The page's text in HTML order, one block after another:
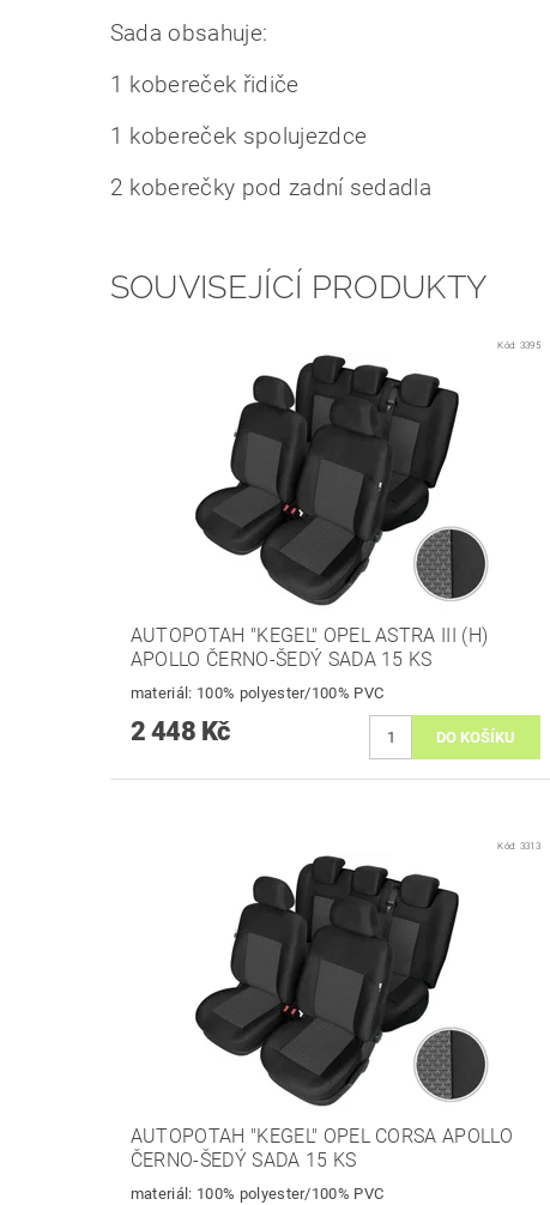
Sada obsahuje:
1 kobereček řidiče
1 kobereček spolujezdce
2 koberečky pod zadní sedadla
SOUVISEJÍCÍ PRODUKTY
Kód: 3395
AUTOPOTAH "KEGEL" OPEL ASTRA III (H)
APOLLO ČERNO-ŠEDÝ SADA 15 KS
materiál: 100% polyester/100% PVC
2 448 Kč
Kód: 3313
AUTOPOTAH "KEGEL" OPEL CORSA APOLLO
ČERNO-ŠEDÝ SADA 15 KS
materiál: 100% polyester/100% PVC